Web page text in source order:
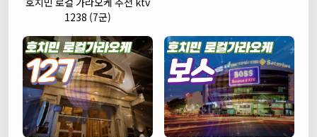
1238 (7군)